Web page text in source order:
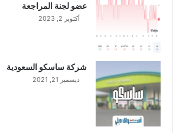
عضو لجنة المراجعة
أكتوبر 2, 2023
شركة ساسكو السعودية
ديسمبر 21, 2021